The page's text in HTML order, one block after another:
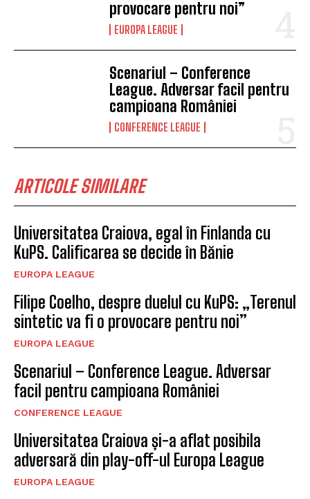
provocare pentru noi”
EUROPA LEAGUE
Scenariul – Conference
League. Adversar facil pentru
campioana României
CONFERENCE LEAGUE
ARTICOLE SIMILARE
Universitatea Craiova, egal în Finlanda cu
KuPS. Calificarea se decide în Bănie
EUROPA LEAGUE
Filipe Coelho, despre duelul cu KuPS: „Terenul
sintetic va fi o provocare pentru noi”
EUROPA LEAGUE
Scenariul – Conference League. Adversar
facil pentru campioana României
CONFERENCE LEAGUE
Universitatea Craiova și-a aflat posibila
adversară din play-off-ul Europa League
EUROPA LEAGUE